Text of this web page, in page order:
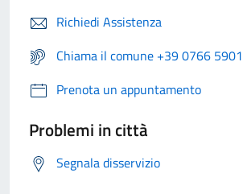
Richiedi Assistenza
Chiama il comune +39 0766 5901
Prenota un appuntamento
Problemi in città
Segnala disservizio